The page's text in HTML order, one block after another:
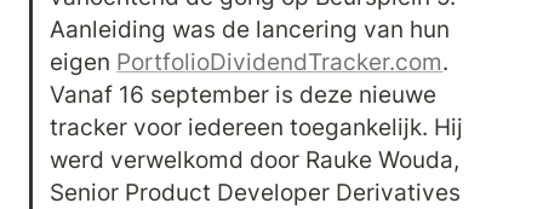
Aanleiding was de lancering van hun
eigen PortfolioDividendTracker.com.
Vanaf 16 september is deze nieuwe
tracker voor iedereen toegankelijk. Hij
werd verwelkomd door Rauke Wouda,
Senior Product Developer Derivatives